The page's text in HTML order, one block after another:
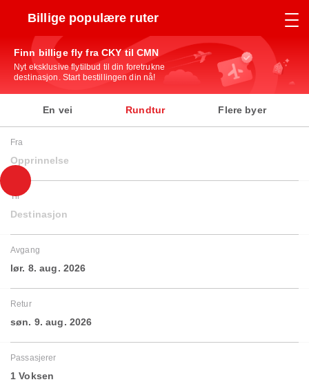
Billige populære ruter
Finn billige fly fra CKY til CMN
Nyt eksklusive flytilbud til din foretrukne
destinasjon. Start bestillingen din nå!
En vei Rundtur Flere byer
Fra
Opprinnelse
Til
Destinasjon
Avgang
lør. 8. aug. 2026
Retur
søn. 9. aug. 2026
Passasjerer
1 Voksen